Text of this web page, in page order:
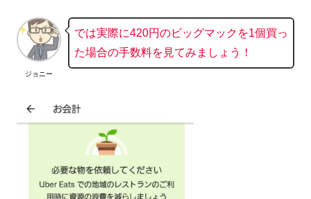
ジョニー
では実際に420円のビッグマックを1個買っ
た場合の手数料を見てみましょう！